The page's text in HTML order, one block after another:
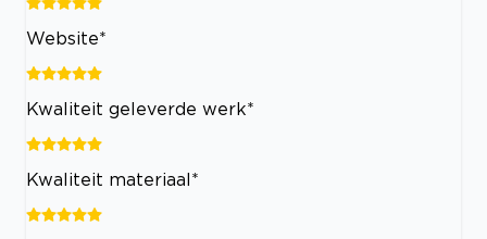
Website*
Kwaliteit geleverde werk*
Kwaliteit materiaal*